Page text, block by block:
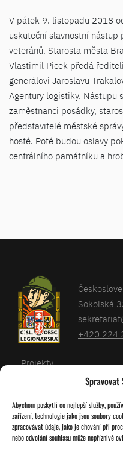
Spravovat
Abychom poskytli co nejlepší služby,
zařízení, technologie jako jsou soubory
zpracovávat údaje, jako je chování při
nebo odvolání souhlasu může nepříznivě
V pátek 9. listopadu 2018
uskuteční slavnostní
veteránů. Starosta města
Vlastimil Picek předá
generálovi Jaroslavu
Agentury logistiky. Nástupu
zaměstnanci posádky,
představitelé městské
hosté. Poté budou oslavy
centrálního památníku a
Sokolská
+420 224
Projekty
Kalendář
O nás